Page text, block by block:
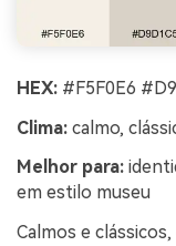
HEX: #F5F0E6
Clima: calmo,
Melhor para:
em estilo museu
Calmos e